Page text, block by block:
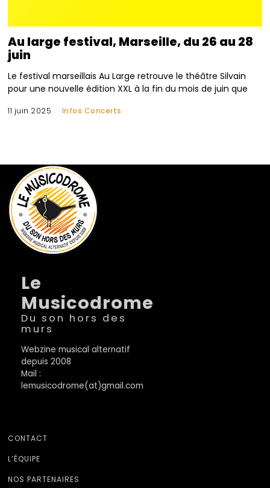
Au large festival, Marseille, du 26 au 28
juin
Le festival marseillais Au Large retrouve le théâtre Silvain
pour une nouvelle édition XXL à la fin du mois de juin que
11 juin 2025 Infos Concerts
Le
Musicodrome
Du son hors des
murs
Webzine musical alternatif
depuis 2008
Mail :
lemusicodrome(at)gmail.com
CONTACT
L’ÉQUIPE
NOS PARTENAIRES